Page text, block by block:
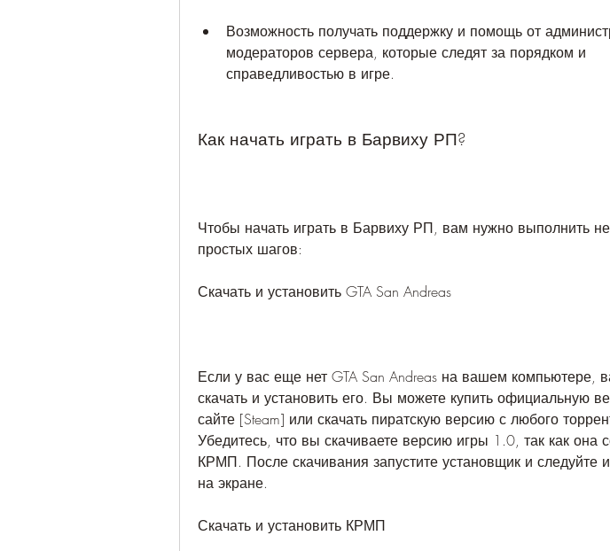
Возможность получать поддержку и помощь от
модераторов сервера, которые следят за порядком и
справедливостью в игре.
Как начать играть в Барвиху РП?
Чтобы начать играть в Барвиху РП, вам нужно выполнить
простых шагов:
Скачать и установить GTA San Andreas
Если у вас еще нет GTA San Andreas на вашем компьютере,
скачать и установить его. Вы можете купить официальную
сайте [Steam] или скачать пиратскую версию с любого
Убедитесь, что вы скачиваете версию игры 1.0, так как она
КРМП. После скачивания запустите установщик и следуйте
на экране.
Скачать и установить КРМП